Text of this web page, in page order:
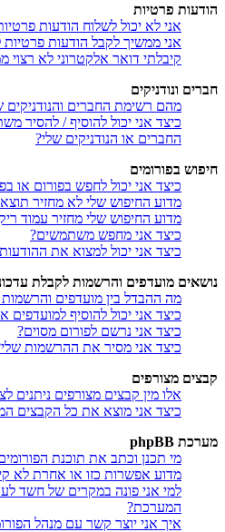
הודעות פרטיות
אני לא יכול לשלוח הודעות
אני ממשיך לקבל הודעות פרטיות
קיבלתי דואר אלקטרוני לא רצוי
חברים ונודניקים
מהם רשימת החברים והנודניקים
כיצד אני יכול להוסיף / להסיר
החברים או הנודניקים שלי?
חיפוש בפורומים
כיצד אני יכול לחפש בפורום או
מדוע החיפוש שלי לא מחזיר
מדוע החיפוש שלי מחזיר עמוד
כיצד אני מחפש משתמשים?
כיצד אני יכול למצוא את
נושאים מועדפים והרשמות לקבלת
מה ההבדל בין מועדפים
כיצד אני יכול להוסיף
כיצד אני נרשם לפורום מסוים?
כיצד אני מסיר את ההרשמות
קבצים מצורפים
אלו מין קבצים מצורפים ניתנים
כיצד אני מוצא את כל הקבצים
מערכת phpBB
מי תכנן וכתב את תוכנת
מדוע אפשרות כזו או אחרת לא
למי אני פונה במקרים של חשד
המערכת?
איך אני יוצר קשר עם מנהל